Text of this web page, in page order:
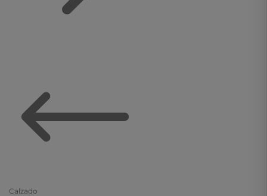
Calzado